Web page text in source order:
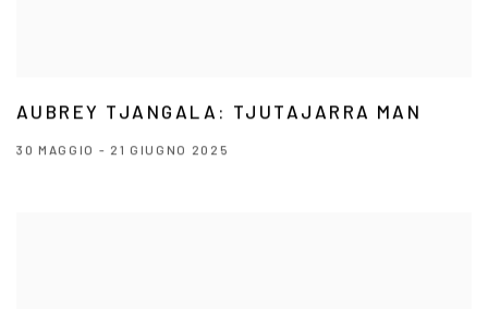
AUBREY TJANGALA: TJUTAJARRA MAN
30 MAGGIO - 21 GIUGNO 2025